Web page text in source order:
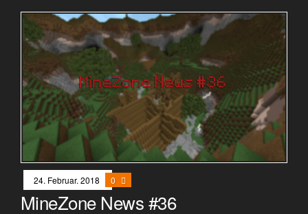
24. Februar. 2018 0
MineZone News #36